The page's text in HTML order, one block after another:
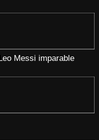
Messi imparable